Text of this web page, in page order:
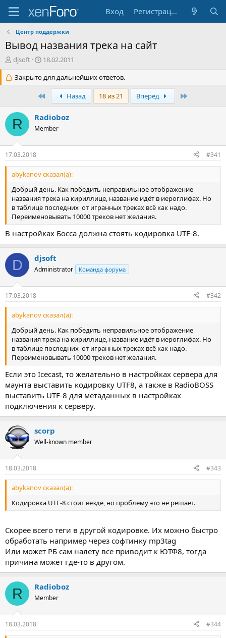
Вход Регистрация
Центр поддержки
Вывод названия трека на сайт
А
т
о
е
м
ы
djsoft
Д
т
а
н
а
л
18.02.2011
Закрыто для дальнейших ответов.
ПервыйНазад 18 из 21 Вперёд
R Radioboz
Member
17.03.2018 #341
abykanov сказал(а):
Добрый день. Как победить неправильное отображение
названия трека на кириллице, название идёт в иероглифах. Но
в таблице последних от игранных треках всё как надо.
Переименовывать 10000 треков нет желания.
В настройках Босса должна стоять кодировка UTF-8.
D djsoft
Administrator Команда форума
17.03.2018 #342
abykanov сказал(а):
Добрый день. Как победить неправильное отображение
названия трека на кириллице, название идёт в иероглифах. Но
в таблице последних от игранных треках всё как надо.
Переименовывать 10000 треков нет желания.
Если это Icecast, то желательно в настройках сервера для
маунта выставить кодировку UTF8, а также в RadioBOSS
выставить UTF-8 для метаданных в настройках
подключения к серверу.
scorp
Well-known member
18.03.2018 #343
abykanov сказал(а):
Кодировка UTF-8 стоит везде, но проблему это не решает.
Скорее всего теги в другой кодировке. Их можно быстро
обработать например через софтинку mp3tag
Или может РБ сам налету все приводит к ЮТФ8, тогда
причина может где-то в другом.
R Radioboz
Member
18.03.2018 #344